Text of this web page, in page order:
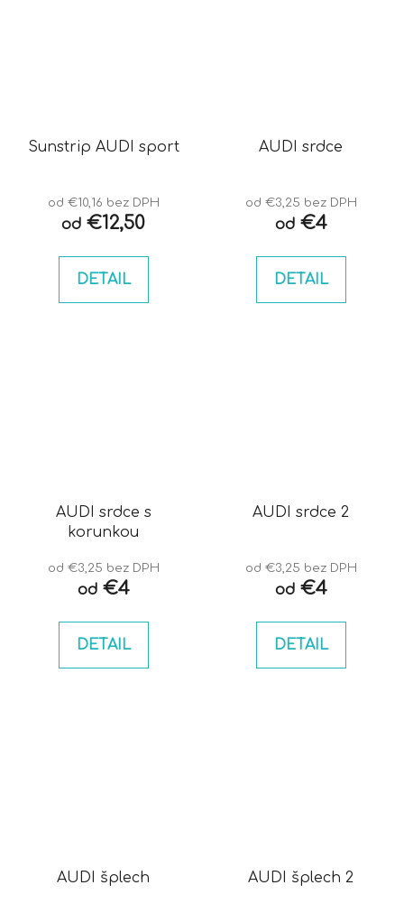
Sunstrip AUDI sport
od €10,16 bez DPH
od €12,50
DETAIL
AUDI srdce
od €3,25 bez DPH
od€4
DETAIL
AUDI srdce s
korunkou
od €3,25 bez DPH
od€4
DETAIL
AUDI srdce 2
od €3,25 bez DPH
od€4
DETAIL
AUDI šplech AUDI šplech 2